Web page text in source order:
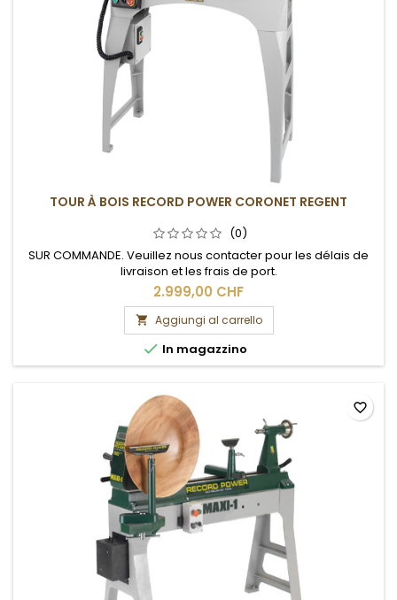
TOUR À BOIS RECORD POWER CORONET REGENT
(0)
SUR COMMANDE. Veuillez nous contacter pour les délais de
livraison et les frais de port.
2.999,00 CHF
 Aggiungi al carrello
 In magazzino
favorite_border